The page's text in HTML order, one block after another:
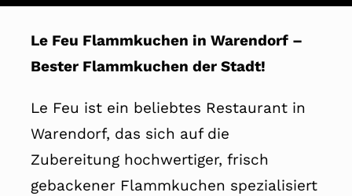
Le Feu Flammkuchen in Warendorf –
Bester Flammkuchen der Stadt!
Le Feu ist ein beliebtes Restaurant in
Warendorf, das sich auf die
Zubereitung hochwertiger, frisch
gebackener Flammkuchen spezialisiert